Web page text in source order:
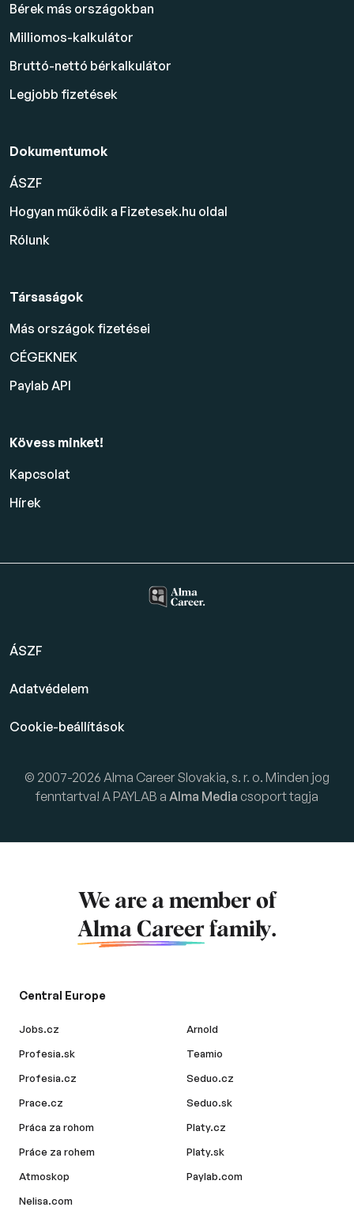
Bérek más országokban
Milliomos-kalkulátor
Bruttó-nettó bérkalkulátor
Legjobb fizetések
Dokumentumok
ÁSZF
Hogyan működik a Fizetesek.hu oldal
Rólunk
Társaságok
Más országok fizetései
CÉGEKNEK
Paylab API
Kövess minket!
Kapcsolat
Hírek
ÁSZF
Adatvédelem
Cookie-beállítások
© 2007-2026 Alma Career Slovakia, s. r. o. Minden jog
fenntartva! A PAYLAB a Alma Media csoport tagja
We are a member of
Alma Career family.
Central Europe
Jobs.cz
Profesia.sk
Profesia.cz
Prace.cz
Práca za rohom
Práce za rohem
Atmoskop
Nelisa.com
Arnold
Teamio
Seduo.cz
Seduo.sk
Platy.cz
Platy.sk
Paylab.com